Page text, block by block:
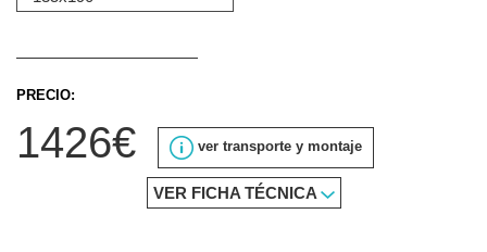
PRECIO:
1426€ ver transporte y montaje
VER FICHA TÉCNICA